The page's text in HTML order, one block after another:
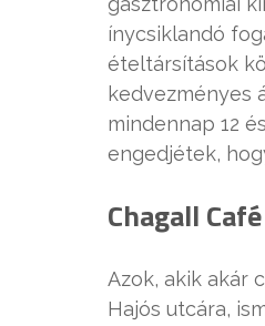
ínycsiklandó
ételtársítások
kedvezményes
mindennap 12
engedjétek,
Chagall Café
Azok, akik akár
Hajós utcára,